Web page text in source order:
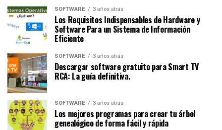
SOFTWARE 3 años atrás
Los Requisitos Indispensables de Hardware y
Software Para un Sistema de Información
Eficiente
SOFTWARE 3 años atrás
Descargar software gratuito para Smart TV
RCA: La guía definitiva.
SOFTWARE 3 años atrás
Los mejores programas para crear tu árbol
genealógico de forma fácil y rápida